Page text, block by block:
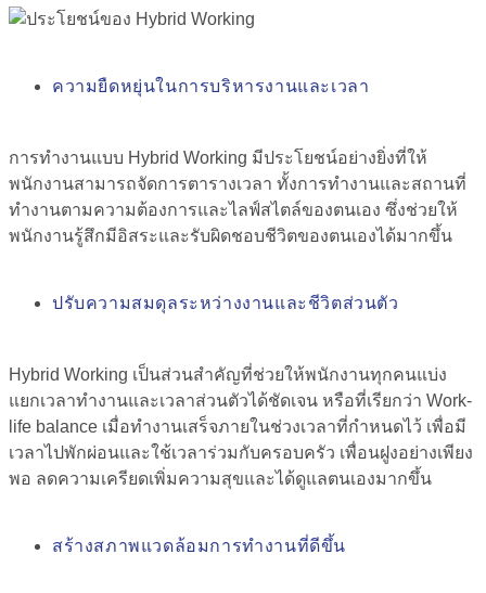
ความยืดหยุ่นในการบริหารงานและเวลา
การทำงานแบบ Hybrid Working มีประโยชน์อย่างยิ่งที่ให้
พนักงานสามารถจัดการตารางเวลา ทั้งการทำงานและสถานที่
ทำงานตามความต้องการและไลฟ์สไตล์ของตนเอง ซึ่งช่วยให้
พนักงานรู้สึกมีอิสระและรับผิดชอบชีวิตของตนเองได้มากขึ้น
ปรับความสมดุลระหว่างงานและชีวิตส่วนตัว
Hybrid Working เป็นส่วนสำคัญที่ช่วยให้พนักงานทุกคนแบ่ง
แยกเวลาทำงานและเวลาส่วนตัวได้ชัดเจน หรือที่เรียกว่า Work-
life balance เมื่อทำงานเสร็จภายในช่วงเวลาที่กำหนดไว้ เพื่อมี
เวลาไปพักผ่อนและใช้เวลาร่วมกับครอบครัว เพื่อนฝูงอย่างเพียง
พอ ลดความเครียดเพิ่มความสุขและได้ดูแลตนเองมากขึ้น
สร้างสภาพแวดล้อมการทำงานที่ดีขึ้น